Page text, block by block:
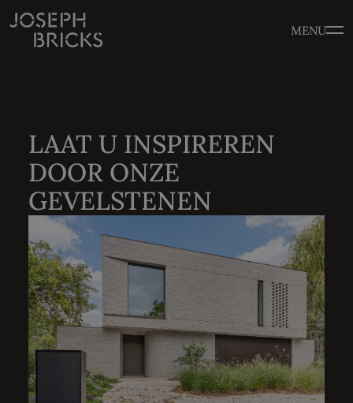
MENU
LAAT U INSPIREREN
DOOR ONZE
GEVELSTENEN